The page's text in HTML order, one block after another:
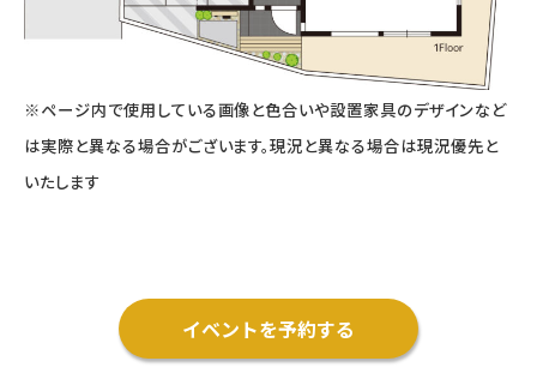
※ページ内で使用している画像と色合いや設置家具のデザインなど
は実際と異なる場合がございます。現況と異なる場合は現況優先と
いたします
イベントを予約する